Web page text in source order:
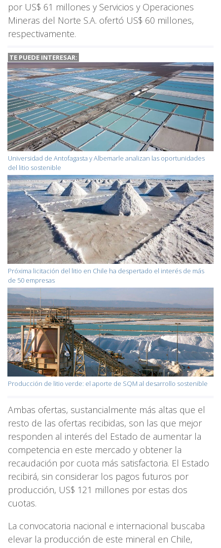
por US$ 61 millones y Servicios y Operaciones
Mineras del Norte S.A. ofertó US$ 60 millones,
respectivamente.
TE PUEDE INTERESAR:
Universidad de Antofagasta y Albemarle analizan las oportunidades
del litio sostenible
Próxima licitación del litio en Chile ha despertado el interés de más
de 50 empresas
Producción de litio verde: el aporte de SQM al desarrollo sostenible
Ambas ofertas, sustancialmente más altas que el
resto de las ofertas recibidas, son las que mejor
responden al interés del Estado de aumentar la
competencia en este mercado y obtener la
recaudación por cuota más satisfactoria. El Estado
recibirá, sin considerar los pagos futuros por
producción, US$ 121 millones por estas dos
cuotas.
La convocatoria nacional e internacional buscaba
elevar la producción de este mineral en Chile,